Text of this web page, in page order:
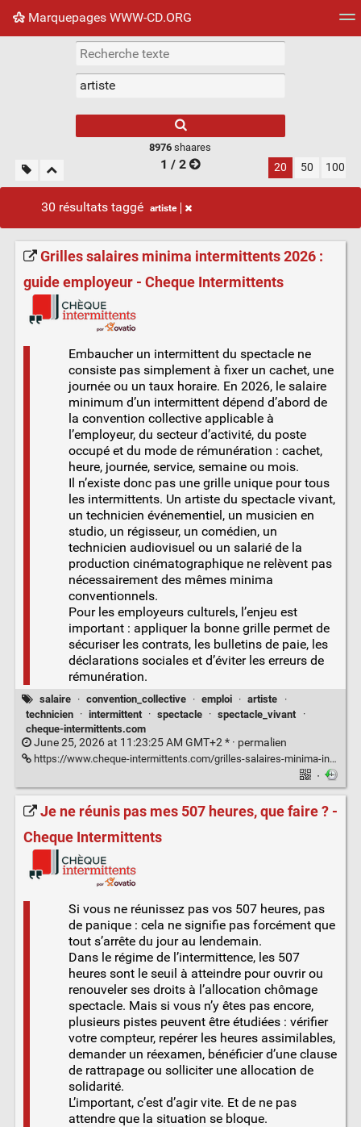
Marquepages WWW-CD.ORG
Nuage de tags Mur d'images
8976 shaares
1 / 2 20 50 100
30 résultats taggé artiste
Grilles salaires minima intermittents 2026 :
guide employeur - Cheque Intermittents
Embaucher un intermittent du spectacle ne
consiste pas simplement à fixer un cachet, une
journée ou un taux horaire. En 2026, le salaire
minimum d’un intermittent dépend d’abord de
la convention collective applicable à
l’employeur, du secteur d’activité, du poste
occupé et du mode de rémunération : cachet,
heure, journée, service, semaine ou mois.
Il n’existe donc pas une grille unique pour tous
les intermittents. Un artiste du spectacle vivant,
un technicien événementiel, un musicien en
studio, un régisseur, un comédien, un
technicien audiovisuel ou un salarié de la
production cinématographique ne relèvent pas
nécessairement des mêmes minima
conventionnels.
Pour les employeurs culturels, l’enjeu est
important : appliquer la bonne grille permet de
sécuriser les contrats, les bulletins de paie, les
déclarations sociales et d’éviter les erreurs de
rémunération.
salaire · convention_collective · emploi · artiste
·
technicien
· intermittent · spectacle · spectacle_vivant
·
cheque-intermittents.com
June 25, 2026 at 11:23:25 AM GMT+2 * · permalien
https://www.cheque-intermittents.com/grilles-salaires-minima-intermittents-2026/
·
Je ne réunis pas mes 507 heures, que faire ? -
Cheque Intermittents
Si vous ne réunissez pas vos 507 heures, pas
de panique : cela ne signifie pas forcément que
tout s’arrête du jour au lendemain.
Dans le régime de l’intermittence, les 507
heures sont le seuil à atteindre pour ouvrir ou
renouveler ses droits à l’allocation chômage
spectacle. Mais si vous n’y êtes pas encore,
plusieurs pistes peuvent être étudiées : vérifier
votre compteur, repérer les heures assimilables,
demander un réexamen, bénéficier d’une clause
de rattrapage ou solliciter une allocation de
solidarité.
L’important, c’est d’agir vite. Et de ne pas
attendre que la situation se bloque.